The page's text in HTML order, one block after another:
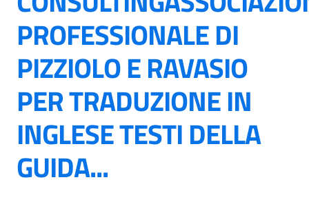
PROFESSIONALE DI
PIZZIOLO E RAVASIO
PER TRADUZIONE IN
INGLESE TESTI DELLA
GUIDA...